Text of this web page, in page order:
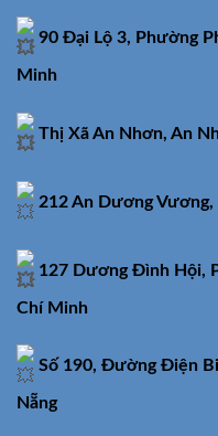
90 Đại Lộ 3, Phường
Minh
Thị Xã An Nhơn, An
212 An Dương
127 Dương Đình Hội,
Chí Minh
Số 190, Đường Điện
Nẵng